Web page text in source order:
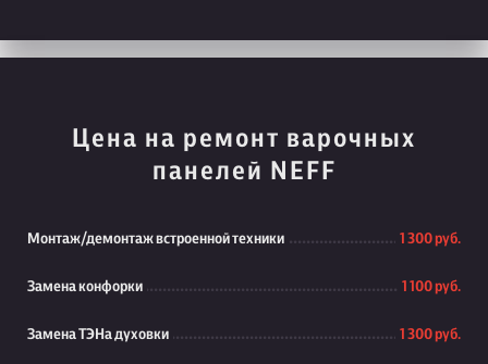
Цена на ремонт варочных
панелей NEFF
Монтаж/демонтаж встроенной техники 1 300 руб.
Замена конфорки 1 100 руб.
Замена ТЭНа духовки 1 300 руб.